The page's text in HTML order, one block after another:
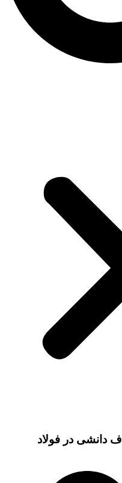
دانشی در فولاد